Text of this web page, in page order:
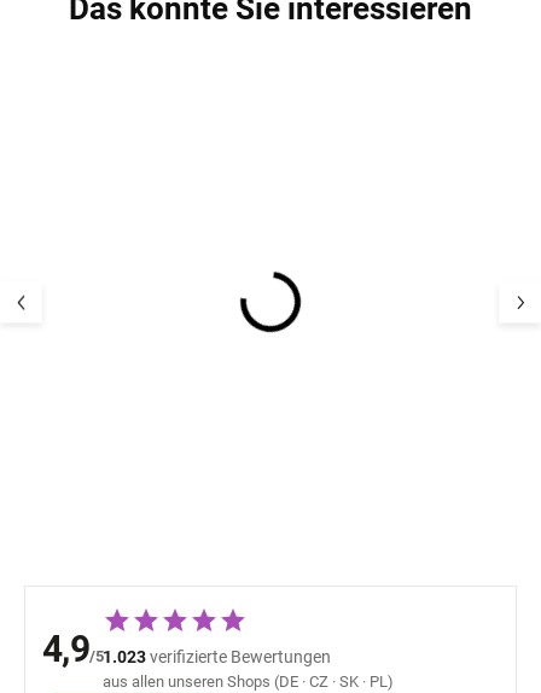
Das könnte Sie interessieren
4,9/51.023verifizierte Bewertungen
aus allen unseren Shops (DE · CZ · SK · PL)